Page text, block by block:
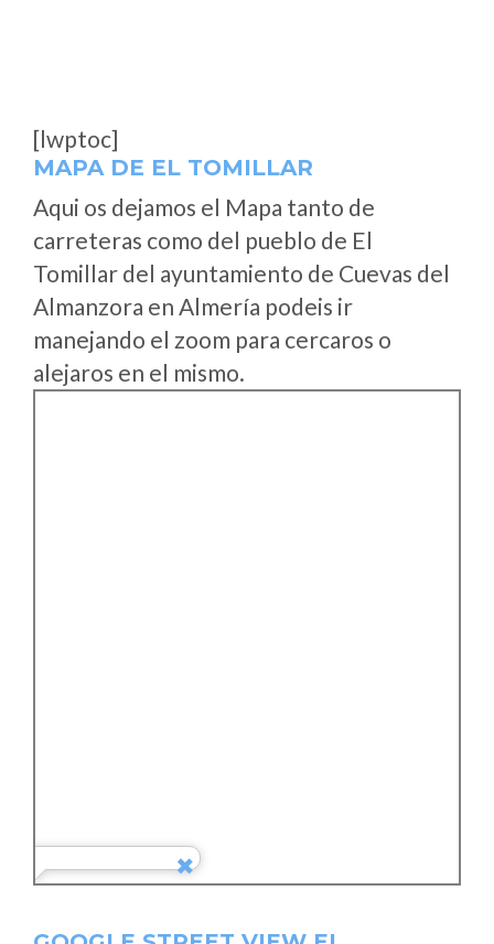
[lwptoc]
MAPA DE EL TOMILLAR
Aqui os dejamos el Mapa tanto de
carreteras como del pueblo de El
Tomillar del ayuntamiento de Cuevas del
Almanzora en Almería podeis ir
manejando el zoom para cercaros o
alejaros en el mismo.